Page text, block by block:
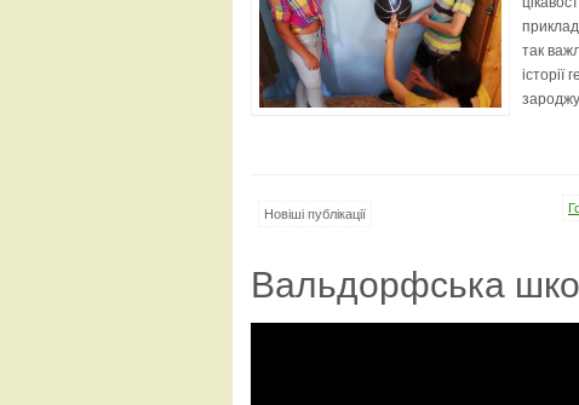
так
історії
Новіші публікації
Вальдорфська